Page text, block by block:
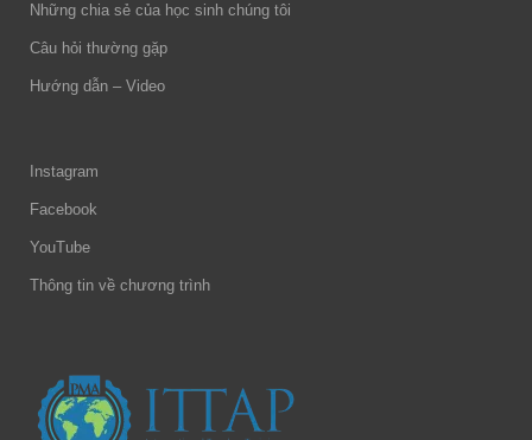
Những chia sẻ của học sinh chúng tôi
Câu hỏi thường gặp
Hướng dẫn – Video
Instagram
Facebook
YouTube
Thông tin về chương trình